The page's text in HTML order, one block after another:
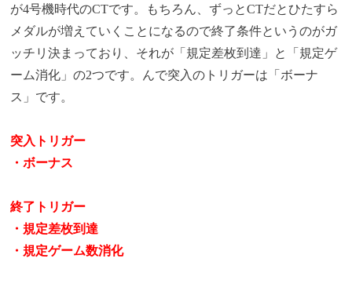
が4号機時代のCTです。もちろん、ずっとCTだとひたすら
メダルが増えていくことになるので終了条件というのがガ
ッチリ決まっており、それが「規定差枚到達」と「規定ゲ
ーム消化」の2つです。んで突入のトリガーは「ボーナ
ス」です。
突入トリガー
・ボーナス
終了トリガー
・規定差枚到達
・規定ゲーム数消化